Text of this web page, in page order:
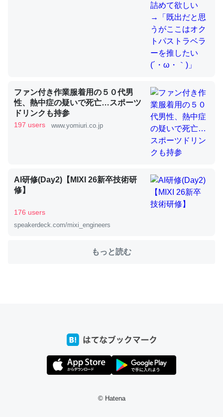
これを元に考えるとカルシウムを大量に使う脊椎動物と貝
類は苦労してるんだな…。腹足類だと殻を無くしてナメク
─ニュース :: 【研究発表】昆虫学の大問題＝「昆虫はなぜ海にいな
ウチもEchoを実家に置いて４年。でたまに覗いてる。ぼ
ちぼちRingも置こうかと画策中。あと、Googleマップで
位置情報を共有してる。電池残量や充電中かが分かるので
コミュニケーションが劇的に変化した｜tayorini by LIFULL介護
とかSpotifyを支払う孝行もできる。一生で親と会える残
私も3年前ぐらいに祖母の家に設置した。ポケットWifiみ
たいなのでネット環境作ったけどAlexaしか使わないので
https://toyoshi.hatenablog.com/entry/2019/05/15/1805
ファン付き作業服着用の５０代男
性、熱中症の疑いで死亡…スポーツ
ドリンクも持参
197 users www.yomiuri.co.jp
AI研修(Day2)【MIXI 26新卒技術研
修】
176 users
speakerdeck.com/mixi_engineers
もっと読む
© Hatena